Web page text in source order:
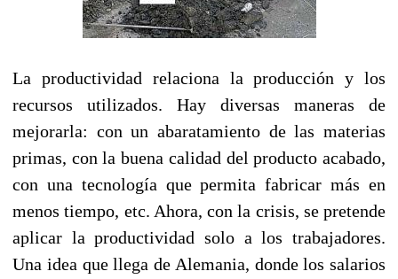
La productividad relaciona la producción y los
recursos utilizados. Hay diversas maneras de
mejorarla: con un abaratamiento de las materias
primas, con la buena calidad del producto acabado,
con una tecnología que permita fabricar más en
menos tiempo, etc. Ahora, con la crisis, se pretende
aplicar la productividad solo a los trabajadores.
Una idea que llega de Alemania, donde los salarios